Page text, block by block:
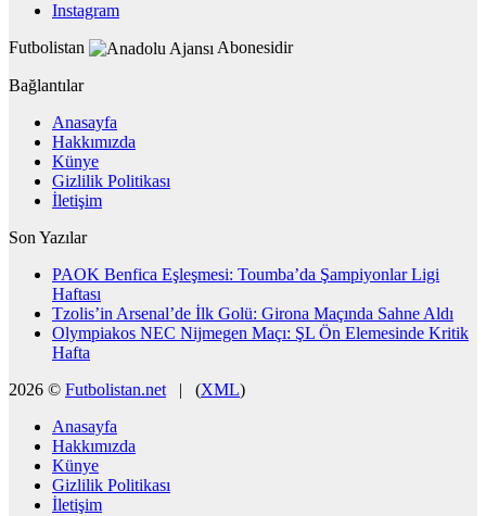
Instagram
Futbolistan
Abonesidir
Bağlantılar
Anasayfa
Hakkımızda
Künye
Gizlilik Politikası
İletişim
Son Yazılar
PAOK Benfica Eşleşmesi: Toumba’da Şampiyonlar Ligi
Haftası
Tzolis’in Arsenal’de İlk Golü: Girona Maçında Sahne Aldı
Olympiakos NEC Nijmegen Maçı: ŞL Ön Elemesinde Kritik
Hafta
2026 © Futbolistan.net | (XML)
Anasayfa
Hakkımızda
Künye
Gizlilik Politikası
İletişim